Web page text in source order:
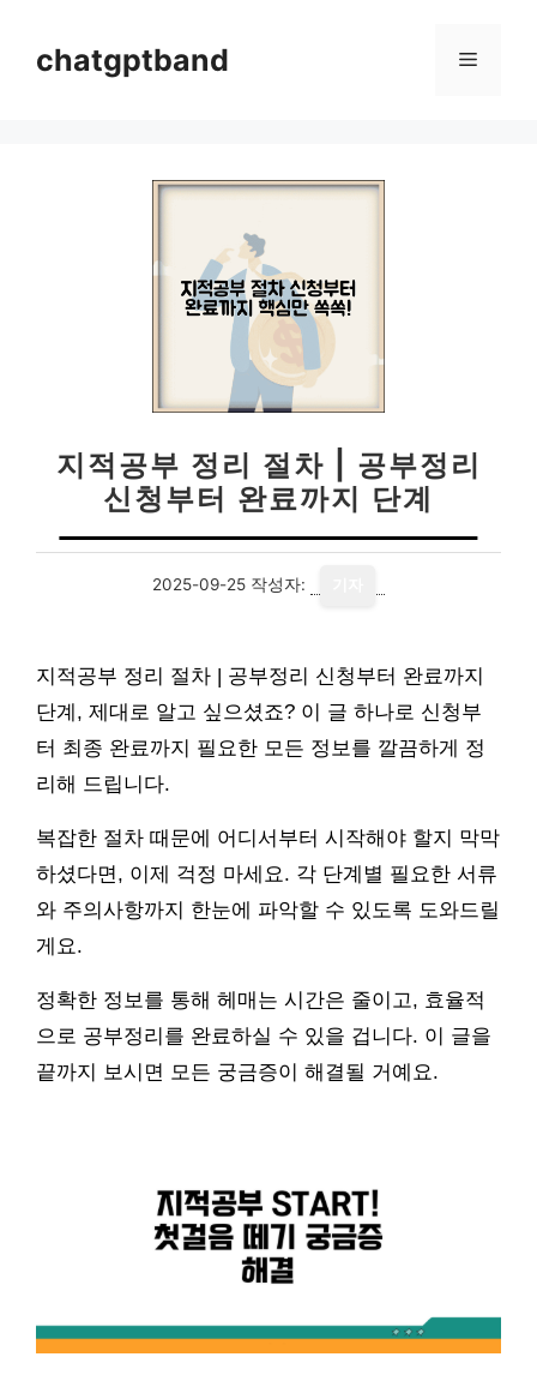
chatgptband 메
지적공부 정리 절차 | 공부정리
신청부터 완료까지 단계
2025-09-25 작성자:
지적공부 정리 절차 | 공부정리 신청부터 완료까지
단계, 제대로 알고 싶으셨죠? 이 글 하나로 신청부
터 최종 완료까지 필요한 모든 정보를 깔끔하게 정
리해 드립니다.
복잡한 절차 때문에 어디서부터 시작해야 할지 막막
하셨다면, 이제 걱정 마세요. 각 단계별 필요한 서류
와 주의사항까지 한눈에 파악할 수 있도록 도와드릴
게요.
정확한 정보를 통해 헤매는 시간은 줄이고, 효율적
으로 공부정리를 완료하실 수 있을 겁니다. 이 글을
끝까지 보시면 모든 궁금증이 해결될 거예요.